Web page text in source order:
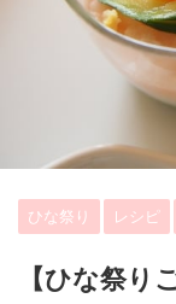
ひな祭り レシピ
【ひな祭り